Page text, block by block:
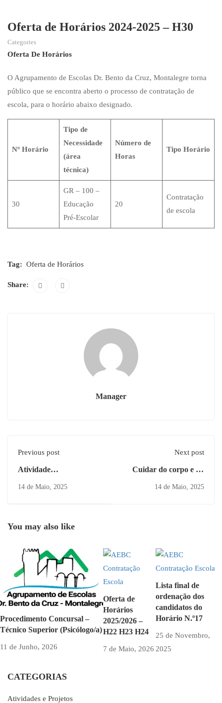
Oferta de Horários 2024-2025 – H30
Categories
Oferta De Horários
O Agrupamento de Escolas Dr. Bento da Cruz, Montalegre torna
público que se encontra aberto o processo de contratação de
escola, para o horário abaixo designado.
Nº Horário
Tipo de
Necessidade
(área
técnica)
Número de
Horas
Tipo Horário
30
GR – 100 –
Educação
Pré-Escolar
20
Contratação
de escola
Tag: Oferta de Horários
Share:
Manager
Previous post
Atividade
âmbito das disciplinas de
14 de Maio, 2025
Next post
Cuidar do corpo e da
14 de Maio, 2025
You may also like
Procedimento Concursal –
Técnico Superior (Psicólogo/a)
11 de Junho, 2026
Oferta de
Horários
2025/2026 –
H22 H23 H24
7 de Maio, 2026
Lista final de
ordenação dos
candidatos do
Horário N.º17
25 de Novembro,
2025
CATEGORIAS
Atividades e Projetos